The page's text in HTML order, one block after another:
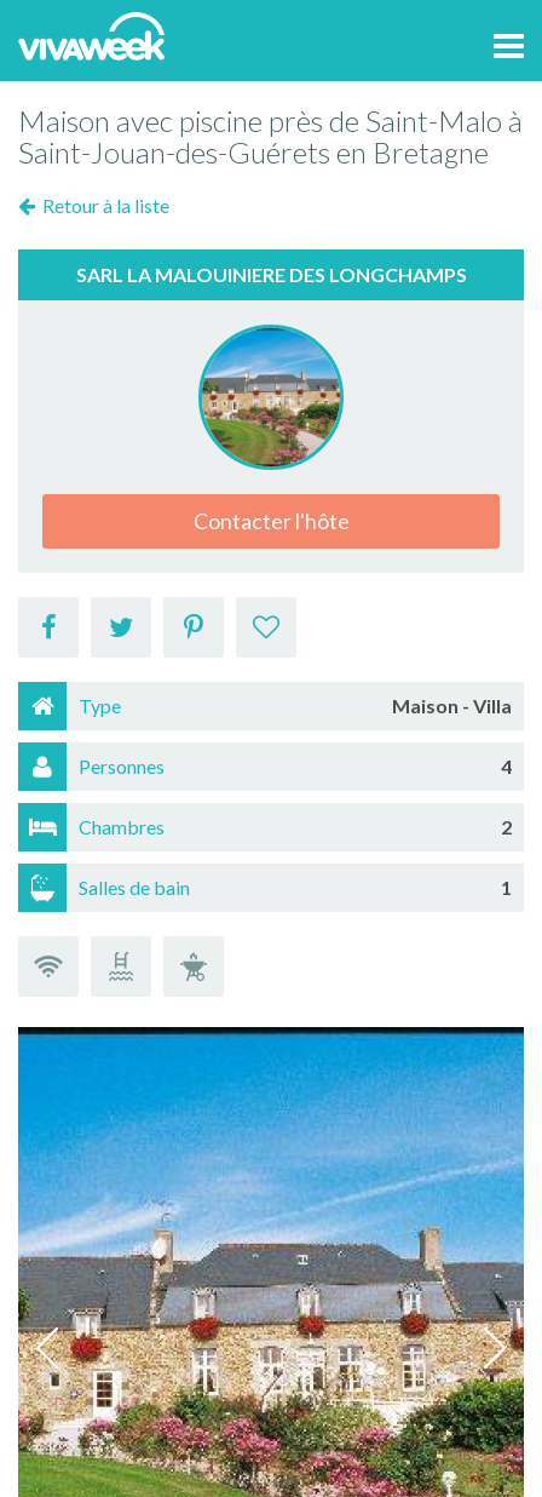
Maison avec piscine près de Saint-Malo à
Saint-Jouan-des-Guérets en Bretagne
Retour à la liste
SARL LA MALOUINIERE DES LONGCHAMPS
Contacter l'hôte
Type Maison - Villa
Personnes 4
Chambres 2
Salles de bain 1